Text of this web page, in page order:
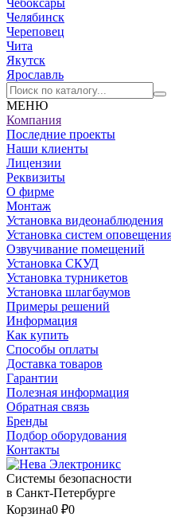
Чебоксары
Челябинск
Череповец
Чита
Якутск
Ярославль
МЕНЮ
Компания
Последние проекты
Наши клиенты
Лицензии
Реквизиты
О фирме
Монтаж
Установка видеонаблюдения
Установка систем
Озвучивание помещений
Установка СКУД
Установка турникетов
Установка шлагбаумов
Примеры решений
Информация
Как купить
Способы оплаты
Доставка товаров
Гарантии
Полезная информация
Обратная связь
Бренды
Подбор оборудования
Контакты
Системы безопасности
в Санкт-Петербурге
Корзина0 ₽0